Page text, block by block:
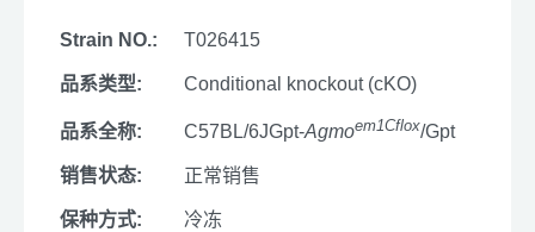
Strain NO.: T026415
品系类型: Conditional knockout (cKO)
品系全称: C57BL/6JGpt-Agmoem1Cflox/Gpt
销售状态: 正常销售
保种方式: 冷冻